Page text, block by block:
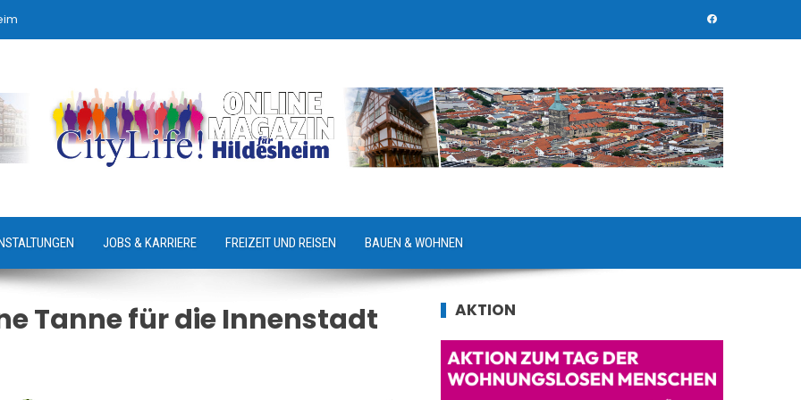
JOBS & KARRIERE FREIZEIT UND REISEN BAUEN & WOHNEN
Tanne für die Innenstadt AKTION